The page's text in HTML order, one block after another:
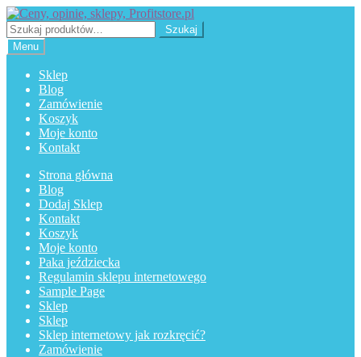
Przejdź
do
nawigacji
Przejdź
do
treści
Szukaj:
Szukaj
Menu
Sklep
Blog
Zamówienie
Koszyk
Moje konto
Kontakt
Strona główna
Blog
Dodaj Sklep
Kontakt
Koszyk
Moje konto
Paka jeździecka
Regulamin sklepu internetowego
Sample Page
Sklep
Sklep
Sklep internetowy jak rozkręcić?
Zamówienie